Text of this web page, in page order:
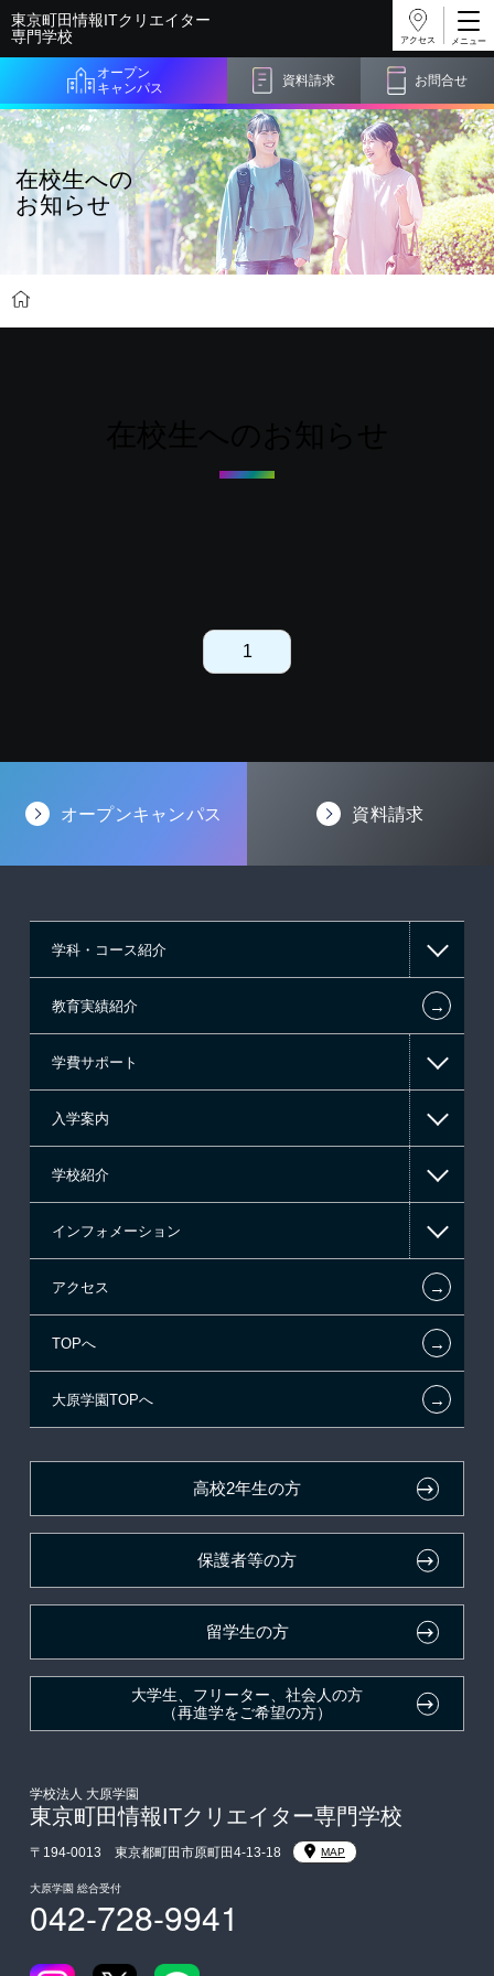
東京町田情報ITクリエイター
専門学校
オープン
キャンパス
資料請求 お問合せ
アクセス
在校生への
お知らせ
1
オープンキャンパス 資料請求
学科・コース紹介
情報IT系
ゲーム・CG系
東京経営大学 学士取得コース
教育実績紹介 ←
学費サポート
高等教育の修学支援新制度
日本学生支援機構の奨学金
国の教育ローン
提携教育ローン
新聞奨学生
試験による特待生制度
入学案内
一般入学
AO入学
指定校推薦入学
指定校自己推薦入学
特別推薦入学
生徒会活動推薦入学
在校生・卒業生紹介推薦入学
大学生・短期大学生特別入学
学費
東京経営大学への3年次編入学
入学前のお勧め学習システム
大学・短期大学・公務員併願制度
学校紹介
在校生からあなたへ
夢を叶えた先輩たち
施設・研修所
学生寮・マンションのご案内
大原学園グループ案内
インフォメーション
お知らせ・新着情報
在校生へのお知らせ
各種証明書の発行ご希望の方
採用ご担当の方
アクセス ←
TOPへ ←
大原学園TOPへ ←
高校2年生の方
保護者等の方
留学生の方
大学生、フリーター、社会人の方
（再進学をご希望の方）
学校法人 大原学園
東京町田情報ITクリエイター専門学校
〒194-0013 東京都町田市原町田4-13-18 MAP
大原学園 総合受付
042-728-9941